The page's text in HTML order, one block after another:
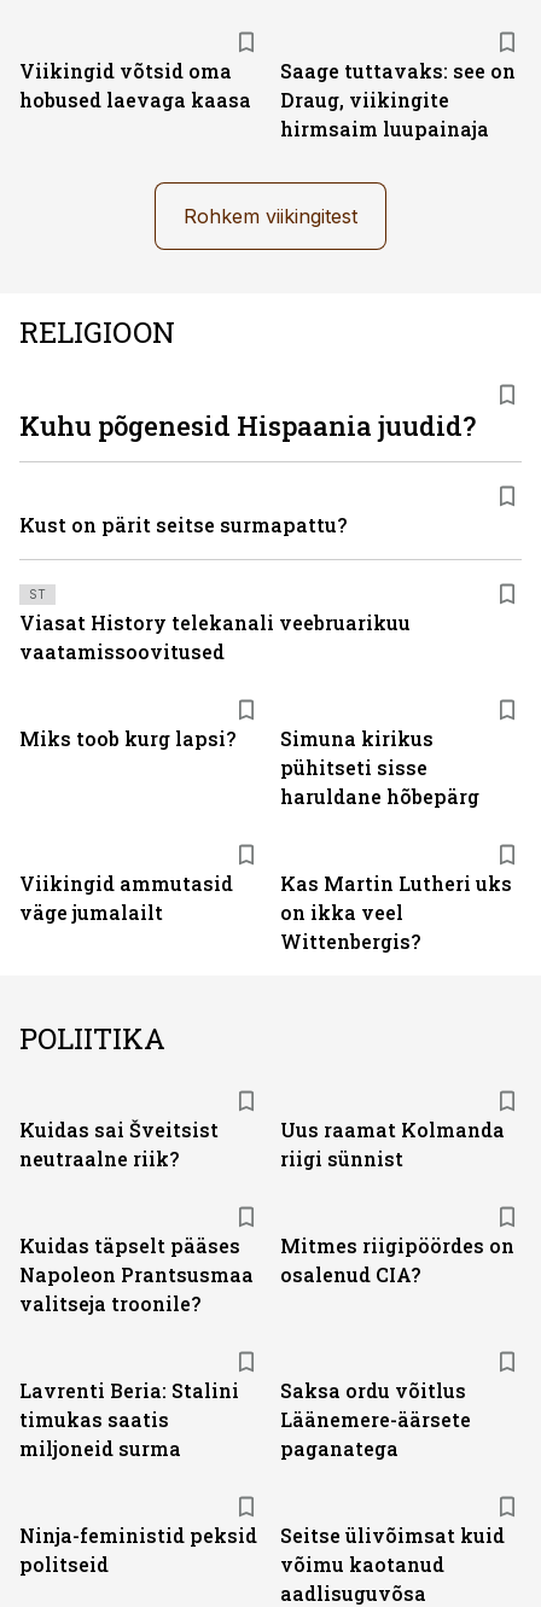
Viikingid võtsid oma
hobused laevaga kaasa
Saage tuttavaks: see on
Draug, viikingite
hirmsaim luupainaja
Rohkem viikingitest
RELIGIOON
Miks toob kurg lapsi?
Simuna kirikus
pühitseti sisse
haruldane hõbepärg
Viikingid ammutasid
väge jumalailt
Kas Martin Lutheri uks
on ikka veel
Wittenbergis?
Kuhu põgenesid Hispaania juudid?
Kust on pärit seitse surmapattu?
ST
Viasat History telekanali veebruarikuu
vaatamissoovitused
POLIITIKA
Kuidas sai Šveitsist
neutraalne riik?
Uus raamat Kolmanda
riigi sünnist
Kuidas täpselt pääses
Napoleon Prantsusmaa
valitseja troonile?
Mitmes riigipöördes on
osalenud CIA?
Lavrenti Beria: Stalini
timukas saatis
miljoneid surma
Saksa ordu võitlus
Läänemere-äärsete
paganatega
Ninja-feministid peksid
politseid
Seitse ülivõimsat kuid
võimu kaotanud
aadlisuguvõsa